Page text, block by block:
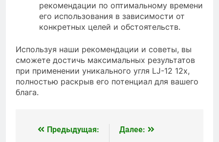
рекомендации по оптимальному времени
его использования в зависимости от
конкретных целей и обстоятельств.
Используя наши рекомендации и советы, вы
сможете достичь максимальных результатов
при применении уникального угля LJ-12 12x,
полностью раскрыв его потенциал для вашего
блага.
Навигация
Предыдущая:
Далее: